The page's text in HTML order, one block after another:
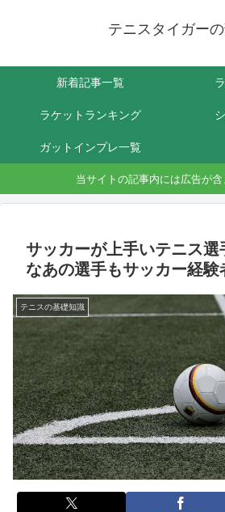
テニスタイガー
新着記事一覧
ラケットランキング
ガットインプレ一覧
当サイトの記事内には広告が
サッカーが上手いテニス選
なあの選手もサッカー経験
テニスの基礎知識